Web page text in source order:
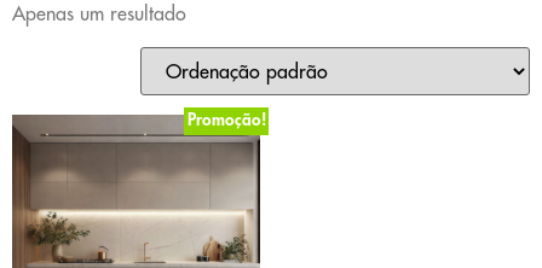
Apenas um resultado
Promoção!